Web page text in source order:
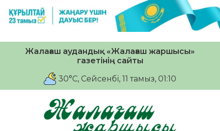
Жалағаш аудандық «Жалағаш жаршысы»
газетінің сайты
30°C, Сейсенбі, 11 тамыз, 01:10